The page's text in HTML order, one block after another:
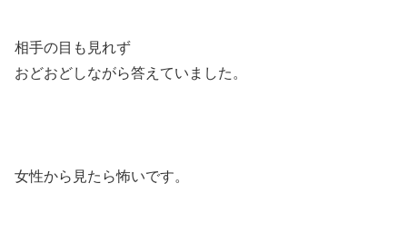
相手の目も見れず
おどおどしながら答えていました。
女性から見たら怖いです。